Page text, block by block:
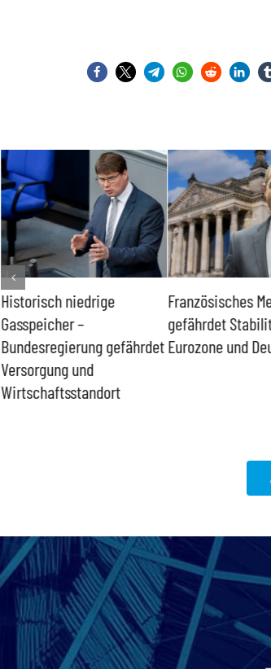
Historisch niedrige
Gasspeicher –
Bundesregierung gefährdet
Versorgung und
Wirtschaftsstandort
Französisches
gefährdet
Eurozone und